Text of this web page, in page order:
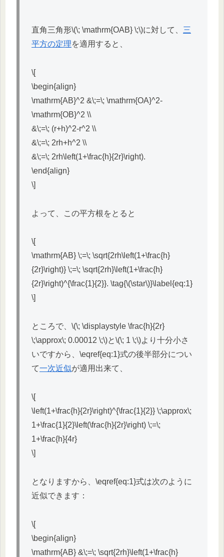
直角三角形\(\; \mathrm{OAB} \;\)に対して、 三
平方の定理を適用すると、
\[
\begin{align}
\mathrm{AB}^2 &\;=\; \mathrm{OA}^2-
\mathrm{OB}^2 \\
&\;=\; (r+h)^2-r^2 \\
&\;=\; 2rh+h^2 \\
&\;=\; 2rh\left(1+\frac{h}{2r}\right).
\end{align}
\]
よって、この平方根をとると
\[
\mathrm{AB} \;=\; \sqrt{2rh\left(1+\frac{h}
{2r}\right)} \;=\; \sqrt{2rh}\left(1+\frac{h}
{2r}\right)^{\frac{1}{2}}. \tag{\(\star\)}\label{eq:1}
\]
ところで、\(\; \displaystyle \frac{h}{2r}
\;\approx\; 0.00012 \;\)と\(\; 1 \;\)より十分小さ
いですから、\eqref{eq:1}式の後半部分につい
て一次近似が適用出来て、
\[
\left(1+\frac{h}{2r}\right)^{\frac{1}{2}} \;\approx\;
1+\frac{1}{2}\left(\frac{h}{2r}\right) \;=\;
1+\frac{h}{4r}
\]
となりますから、\eqref{eq:1}式は次のように
近似できます：
\[
\begin{align}
\mathrm{AB} &\;=\; \sqrt{2rh}\left(1+\frac{h}